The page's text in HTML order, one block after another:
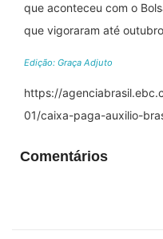
que aconteceu com o
que vigoraram até
Edição: Graça Adjuto
https://
01/caixa-paga-auxilio-
Comentários